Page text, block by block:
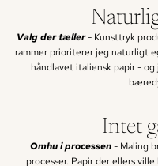
Valg der tæller- Kunsttryk
rammer prioriterer jeg naturligt
håndlavet italiensk papir -
Intet
Omhu i processen- Maling
processer. Papir der ellers